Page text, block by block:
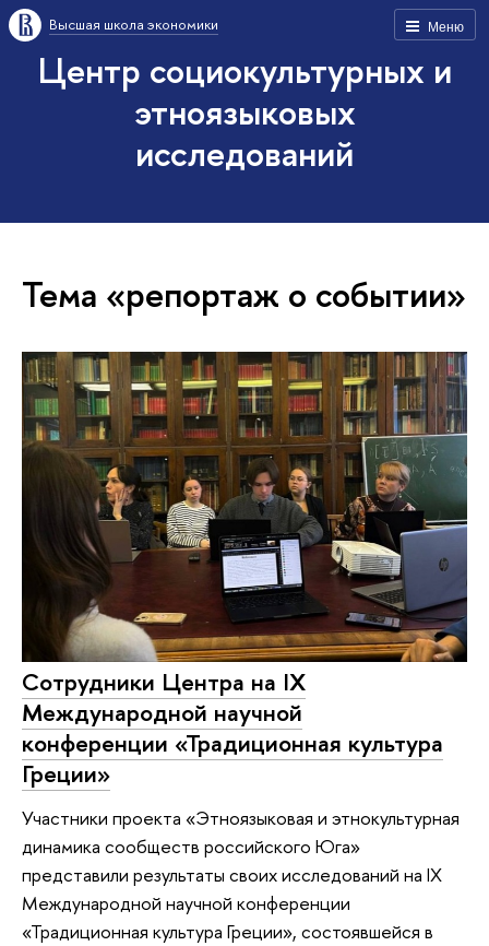
Меню
Высшая школа экономики
Центр социокультурных и
этноязыковых
исследований
Тема «репортаж о событии»
Сотрудники Центра на IX
Международной научной
конференции «Традиционная культура
Греции»
Участники проекта «Этноязыковая и этнокультурная
динамика сообществ российского Юга»
представили результаты своих исследований на IX
Международной научной конференции
«Традиционная культура Греции», состоявшейся в